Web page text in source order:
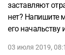
заставляют
нет? Напишите
его начальству
03 июля 2019,